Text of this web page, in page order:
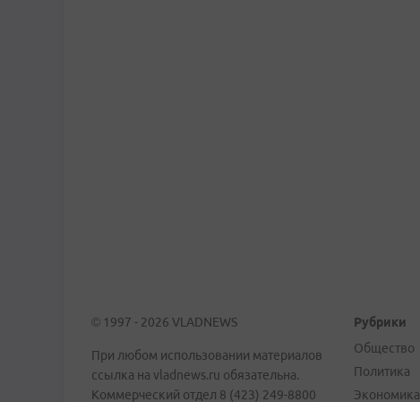
© 1997 - 2026 VLADNEWS
При любом использовании материалов
ссылка на vladnews.ru обязательна.
Коммерческий отдел 8 (423) 249-8800
Рубрики
Общество
Политика
Экономика